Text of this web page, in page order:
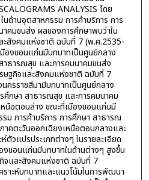
ANALYSIS โดย
ด้านอุตสาหกรรม การค้าบริการ การ
คมขนส่ง ผลของการศึกษาพบว่าใน
สังคมแห่งชาติ ฉบับที่ 7 (พ.ศ.2535-
องขอนแก่นมีบทบาทเป็นศูนย์กลาง
าธารณสุข และการคมนาคมขนส่ง
ษฐกิจและสังคมแห่งชาติ ฉบับที่ 7
รราชสีมามีบทบาทเป็นศูนย์กลาง
ศึกษา สาธารณสุข และการคมนาคม
นือตอนล่าง ขณะที่เมืองขอนแก่นมี
ม การค้าบริการ การศึกษา สาธารณ
คตะวันออกเฉียงเหนือตอนกลางและ
ตัวแปรประเภทต่างๆ ในรายละเอียด
งขอนแก่นมีบทบาทในด้านต่างๆ สูงขึ้น
จและสังคมแห่งชาติ ฉบับที่ 7
าะห์บทบาทและแนวโน้มในการพัฒนา